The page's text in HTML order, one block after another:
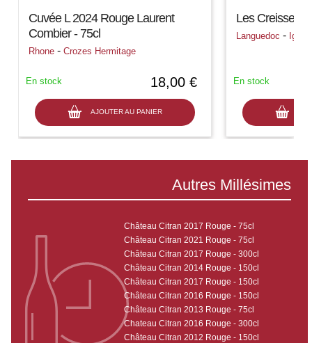
Cuvée L 2024 Rouge Laurent
Combier - 75cl
Rhone -Crozes Hermitage
18,00 €
AJOUTER AU PANIER
En stock
Les Creisses
Languedoc - Igp
En stock
Autres Millésimes
Château Citran 2017 Rouge - 75cl
Château Citran 2021 Rouge - 75cl
Château Citran 2017 Rouge - 300cl
Château Citran 2014 Rouge - 150cl
Château Citran 2017 Rouge - 150cl
Château Citran 2016 Rouge - 150cl
Château Citran 2013 Rouge - 75cl
Chateau Citran 2016 Rouge - 300cl
Château Citran 2012 Rouge - 150cl